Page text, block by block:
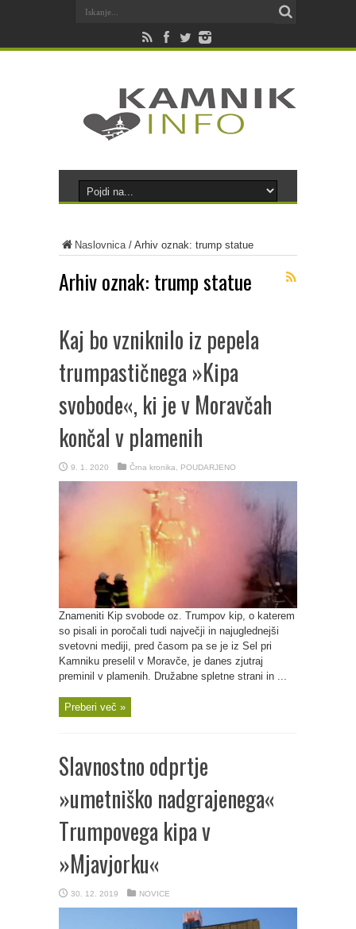
Naslovnica/ Arhiv oznak: trump statue
Arhiv oznak: trump statue
Kaj bo vzniknilo iz pepela
trumpastičnega »Kipa
svobode«, ki je v Moravčah
končal v plamenih
9. 1. 2020 Črna kronika POUDARJENO
Znameniti Kip svobode oz. Trumpov kip, o katerem
so pisali in poročali tudi največji in najuglednejši
svetovni mediji, pred časom pa se je iz Sel pri
Kamniku preselil v Moravče, je danes zjutraj
preminil v plamenih. Družabne spletne strani in ...
Preberi več »
Slavnostno odprtje
»umetniško nadgrajenega«
Trumpovega kipa v
»Mjavjorku«
30. 12. 2019 NOVICE